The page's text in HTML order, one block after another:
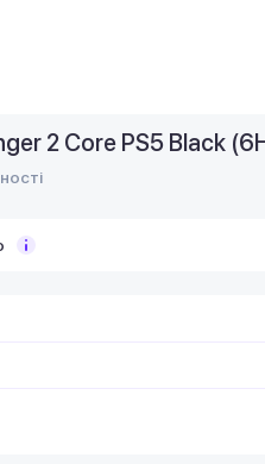
2 Core PS5 Black